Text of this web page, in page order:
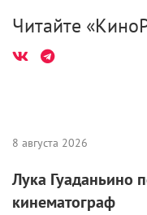
Читайте
8 августа 2026
Лука Гуаданьино
кинематограф